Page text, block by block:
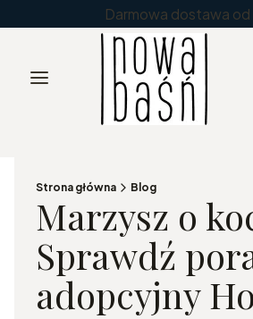
Darmowa dostawa od
Menu
Strona główna Blog
Marzysz o
Sprawdź
adopcyjny